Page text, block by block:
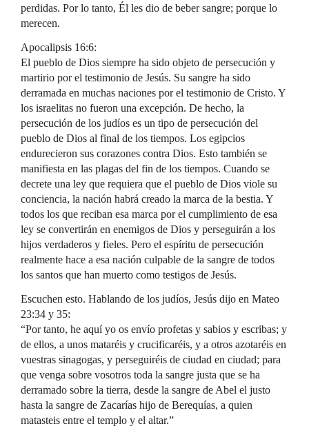
perdidas. Por lo tanto, Él les dio de beber sangre; porque lo
merecen.
Apocalipsis 16:6:
El pueblo de Dios siempre ha sido objeto de persecución y
martirio por el testimonio de Jesús. Su sangre ha sido
derramada en muchas naciones por el testimonio de Cristo. Y
los israelitas no fueron una excepción. De hecho, la
persecución de los judíos es un tipo de persecución del
pueblo de Dios al final de los tiempos. Los egipcios
endurecieron sus corazones contra Dios. Esto también se
manifiesta en las plagas del fin de los tiempos. Cuando se
decrete una ley que requiera que el pueblo de Dios viole su
conciencia, la nación habrá creado la marca de la bestia. Y
todos los que reciban esa marca por el cumplimiento de esa
ley se convertirán en enemigos de Dios y perseguirán a los
hijos verdaderos y fieles. Pero el espíritu de persecución
realmente hace a esa nación culpable de la sangre de todos
los santos que han muerto como testigos de Jesús.
Escuchen esto. Hablando de los judíos, Jesús dijo en Mateo
23:34 y 35:
“Por tanto, he aquí yo os envío profetas y sabios y escribas; y
de ellos, a unos mataréis y crucificaréis, y a otros azotaréis en
vuestras sinagogas, y perseguiréis de ciudad en ciudad; para
que venga sobre vosotros toda la sangre justa que se ha
derramado sobre la tierra, desde la sangre de Abel el justo
hasta la sangre de Zacarías hijo de Berequías, a quien
matasteis entre el templo y el altar.”